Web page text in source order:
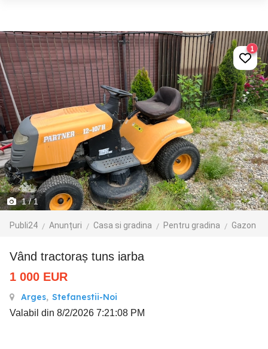
1/ 1
Publi24 Anunțuri Casa si gradina Pentru gradina Gazon
1
Vând tractoraș tuns iarba
1 000 EUR
Arges, Stefanestii-Noi
Valabil din 8/2/2026 7:21:08 PM